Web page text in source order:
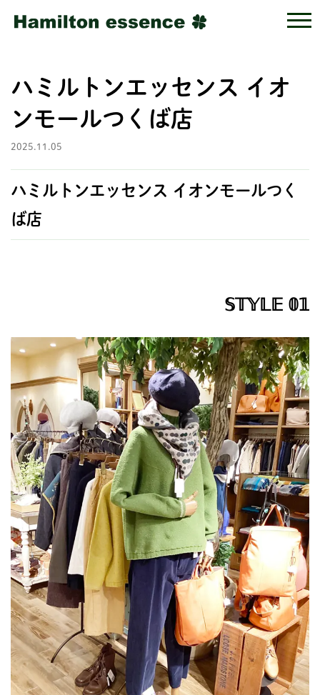
ハミルトンエッセンス イオ
ンモールつくば店
2025.11.05
ハミルトンエッセンス イオンモールつく
ば店
𝕊𝕋𝕐𝕃𝔼 𝟘𝟙